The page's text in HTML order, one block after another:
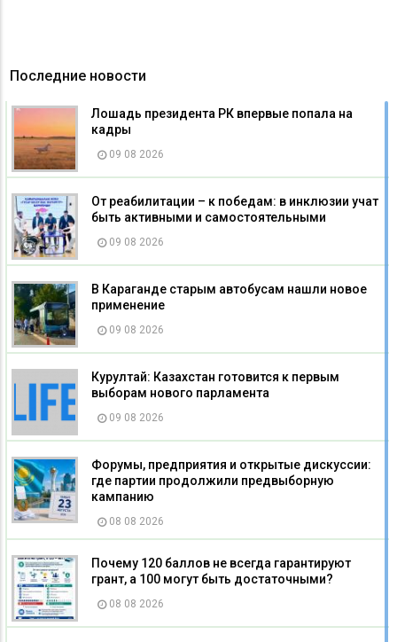
Последние новости
Лошадь президента РК впервые попала на
кадры
09 08 2026
От реабилитации – к победам: в инклюзии учат
быть активными и самостоятельными
09 08 2026
В Караганде старым автобусам нашли новое
применение
09 08 2026
Курултай: Казахстан готовится к первым
выборам нового парламента
09 08 2026
Форумы, предприятия и открытые дискуссии:
где партии продолжили предвыборную
кампанию
08 08 2026
Почему 120 баллов не всегда гарантируют
грант, а 100 могут быть достаточными?
08 08 2026